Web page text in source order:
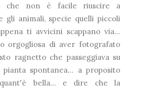
che non è facile riuscire a
gli animali, specie quelli piccoli
ti avvicini scappano via...
orgogliosa di aver fotografato
ragnetto che passeggiava su
pianta spontanea... a proposito
quant'è bella... e dire che la